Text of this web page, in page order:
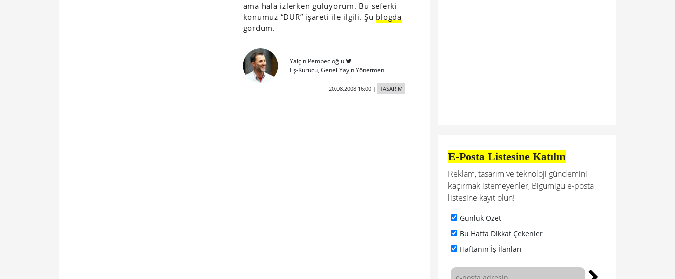
ama hala izlerken gülüyorum. Bu seferki
konumuz “DUR” işareti ile ilgili. Şu blogda
gördüm.
Yalçın Pembecioğlu
Eş-Kurucu, Genel Yayın Yönetmeni
20.08.2008 16:00| TASARIM
E-Posta Listesine Katılın
Reklam, tasarım ve teknoloji gündemini
kaçırmak istemeyenler, Bigumigu e-posta
listesine kayıt olun!
Günlük Özet
Bu Hafta Dikkat Çekenler
Haftanın İş İlanları